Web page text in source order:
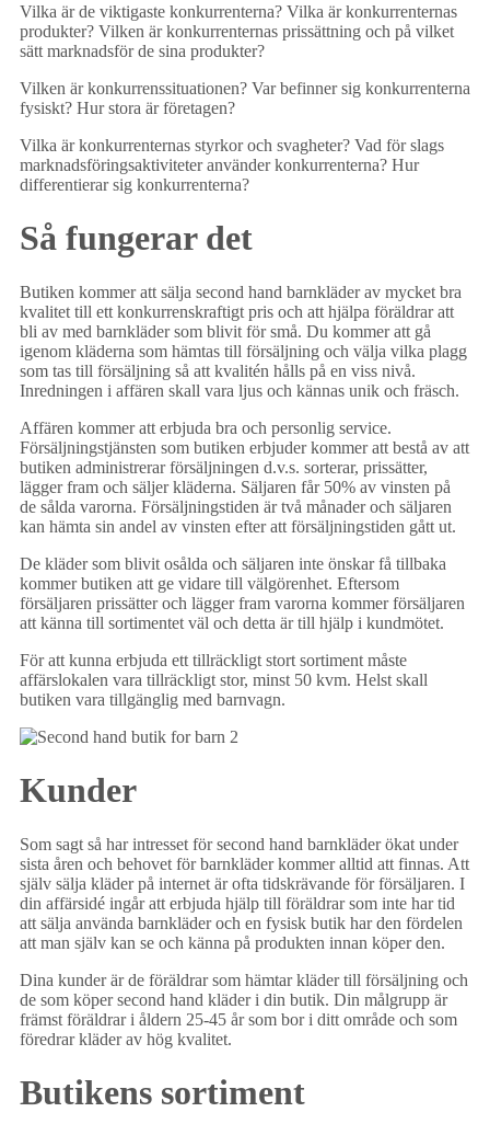
Vilka är de viktigaste konkurrenterna? Vilka är konkurrenternas
produkter? Vilken är konkurrenternas prissättning och på vilket
sätt marknadsför de sina produkter?
Vilken är konkurrenssituationen? Var befinner sig konkurrenterna
fysiskt? Hur stora är företagen?
Vilka är konkurrenternas styrkor och svagheter? Vad för slags
marknadsföringsaktiviteter använder konkurrenterna? Hur
differentierar sig konkurrenterna?
Så fungerar det
Butiken kommer att sälja second hand barnkläder av mycket bra
kvalitet till ett konkurrenskraftigt pris och att hjälpa föräldrar att
bli av med barnkläder som blivit för små. Du kommer att gå
igenom kläderna som hämtas till försäljning och välja vilka plagg
som tas till försäljning så att kvalitén hålls på en viss nivå.
Inredningen i affären skall vara ljus och kännas unik och fräsch.
Affären kommer att erbjuda bra och personlig service.
Försäljningstjänsten som butiken erbjuder kommer att bestå av att
butiken administrerar försäljningen d.v.s. sorterar, prissätter,
lägger fram och säljer kläderna. Säljaren får 50% av vinsten på
de sålda varorna. Försäljningstiden är två månader och säljaren
kan hämta sin andel av vinsten efter att försäljningstiden gått ut.
De kläder som blivit osålda och säljaren inte önskar få tillbaka
kommer butiken att ge vidare till välgörenhet. Eftersom
försäljaren prissätter och lägger fram varorna kommer försäljaren
att känna till sortimentet väl och detta är till hjälp i kundmötet.
För att kunna erbjuda ett tillräckligt stort sortiment måste
affärslokalen vara tillräckligt stor, minst 50 kvm. Helst skall
butiken vara tillgänglig med barnvagn.
Kunder
Som sagt så har intresset för second hand barnkläder ökat under
sista åren och behovet för barnkläder kommer alltid att finnas. Att
själv sälja kläder på internet är ofta tidskrävande för försäljaren. I
din affärsidé ingår att erbjuda hjälp till föräldrar som inte har tid
att sälja använda barnkläder och en fysisk butik har den fördelen
att man själv kan se och känna på produkten innan köper den.
Dina kunder är de föräldrar som hämtar kläder till försäljning och
de som köper second hand kläder i din butik. Din målgrupp är
främst föräldrar i åldern 25-45 år som bor i ditt område och som
föredrar kläder av hög kvalitet.
Butikens sortiment